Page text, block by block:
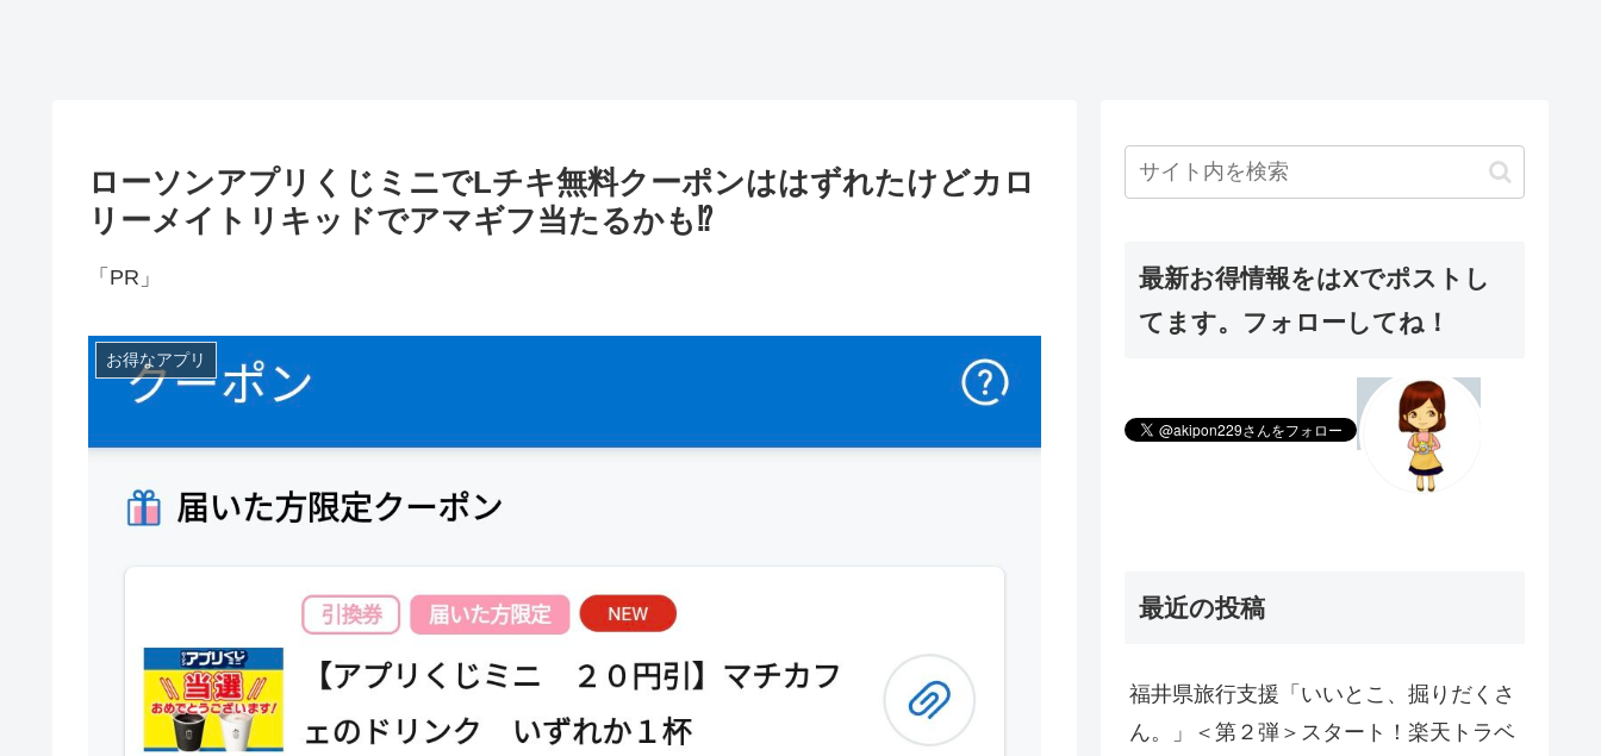
ローソンアプリくじミニでLチキ無料クーポンははずれたけどカロ
リーメイトリキッドでアマギフ当たるかも⁉
「PR」
お得なアプリ
最新お得情報をはXでポストし
てます。フォローしてね！
最近の投稿
福井県旅行支援「いいとこ、掘りだくさ
ん。」＜第２弾＞スタート！楽天トラベ